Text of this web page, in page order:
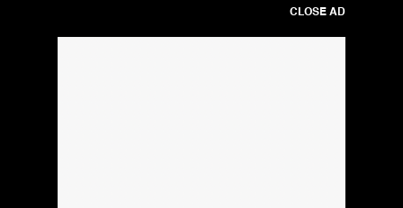
CLOSE AD